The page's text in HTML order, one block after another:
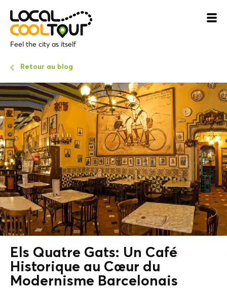
Feel the city as itself
Retour au blog
Els Quatre Gats: Un Café
Historique au Cœur du
Modernisme Barcelonais